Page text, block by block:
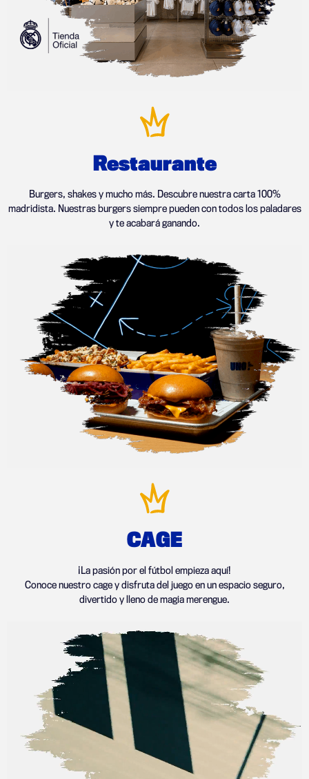
Restaurante
Burgers, shakes y mucho más. Descubre nuestra carta 100%
madridista. Nuestras burgers siempre pueden con todos los paladares
y te acabará ganando.
CAGE
¡La pasión por el fútbol empieza aquí!
Conoce nuestro cage y disfruta del juego en un espacio seguro,
divertido y lleno de magia merengue.